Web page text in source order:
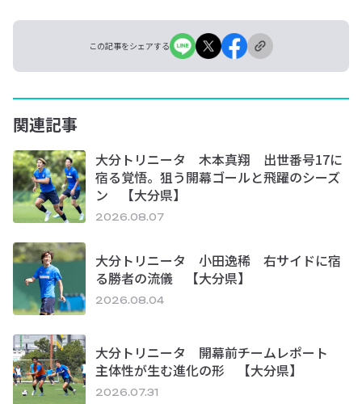
この記事をシェアする
関連記事
大分トリニータ 木本真翔 出世番号17に
宿る覚悟。狙う開幕ゴールと飛躍のシーズ
ン 【大分県】
2026.08.07
大分トリニータ 小田逸稀 右サイドに宿
る勝者の流儀 【大分県】
2026.08.04
大分トリニータ 開幕前チームレポート
主体性が生む進化の形 【大分県】
2026.07.31